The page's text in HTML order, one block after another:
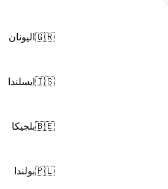
🇬🇷اليونان
🇮🇸ايسلندا
🇧🇪بلجيكا
🇵🇱بولندا